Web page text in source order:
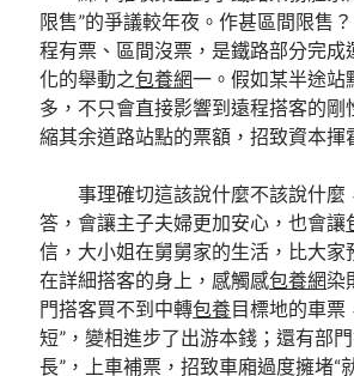
限售”的爭議較年夜。作甚區間限售
程有票、區間沒票，是鐵路部分完成
化的舉動之包養網一。假如某半途站
多，不只會直接影響到遠程搭客的剛
縮其余道路站點的票額，招致資本揮
事理確切這該說什麼不該說什麼
答，會讓主子夫婦更加安心，也會讓
信，大小姐在舅舅家的生活，比大家
在詳細搭客的身上，感觸感包養網染
門搭客買不到中轉包養目標地的車票
短”，變相進步了出游本錢；還有部
長”，上車補票，招致車廂過度擁堵“